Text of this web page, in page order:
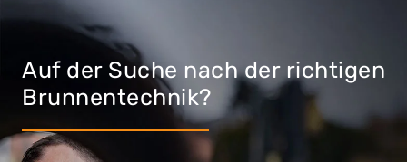
Auf der Suche nach der richtigen
Brunnentechnik?